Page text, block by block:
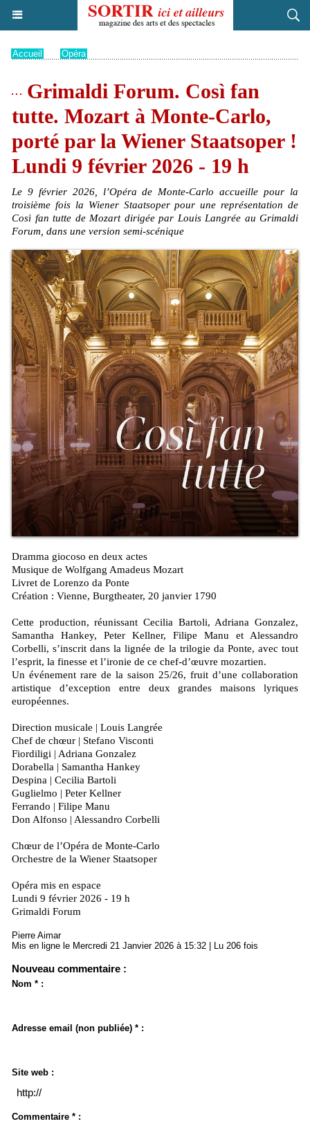
Accueil Opéra
Grimaldi Forum. Così fan
tutte. Mozart à Monte-Carlo,
porté par la Wiener Staatsoper !
Lundi 9 février 2026 - 19 h
Le 9 février 2026, l’Opéra de Monte-Carlo accueille pour la
troisième fois la Wiener Staatsoper pour une représentation de
Così fan tutte de Mozart dirigée par Louis Langrée au Grimaldi
Forum, dans une version semi-scénique
Dramma giocoso en deux actes
Musique de Wolfgang Amadeus Mozart
Livret de Lorenzo da Ponte
Création : Vienne, Burgtheater, 20 janvier 1790
Cette production, réunissant Cecilia Bartoli, Adriana Gonzalez,
Samantha Hankey, Peter Kellner, Filipe Manu et Alessandro
Corbelli, s’inscrit dans la lignée de la trilogie da Ponte, avec tout
l’esprit, la finesse et l’ironie de ce chef-d’œuvre mozartien.
Un événement rare de la saison 25/26, fruit d’une collaboration
artistique d’exception entre deux grandes maisons lyriques
européennes.
Direction musicale | Louis Langrée
Chef de chœur | Stefano Visconti
Fiordiligi | Adriana Gonzalez
Dorabella | Samantha Hankey
Despina | Cecilia Bartoli
Guglielmo | Peter Kellner
Ferrando | Filipe Manu
Don Alfonso | Alessandro Corbelli
Chœur de l’Opéra de Monte-Carlo
Orchestre de la Wiener Staatsoper
Opéra mis en espace
Lundi 9 février 2026 - 19 h
Grimaldi Forum
Pierre Aimar
Mis en ligne le Mercredi 21 Janvier 2026 à 15:32 | Lu 206 fois
Nouveau commentaire :
Nom * :
Adresse email (non publiée) * :
Site web :
Commentaire * :